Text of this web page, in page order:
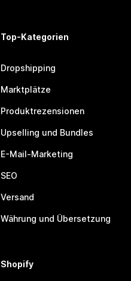
Top-Kategorien
Dropshipping
Marktplätze
Produktrezensionen
Upselling und Bundles
E-Mail-Marketing
SEO
Versand
Währung und Übersetzung
Shopify